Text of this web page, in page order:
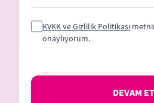
KVKK ve Gizlilik Politikası
onaylıyorum.
DEVAM ET